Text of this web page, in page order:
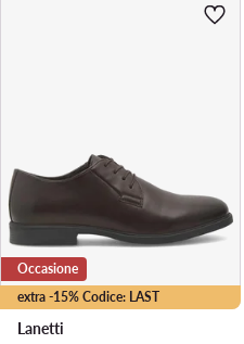
extra -15% Codice: LAST
Occasione
Lanetti